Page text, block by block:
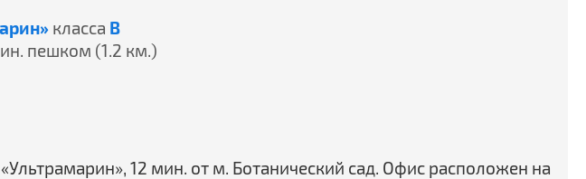
класса B
пешком (1.2 км.)
12 мин. от м. Ботанический сад. Офис расположен на